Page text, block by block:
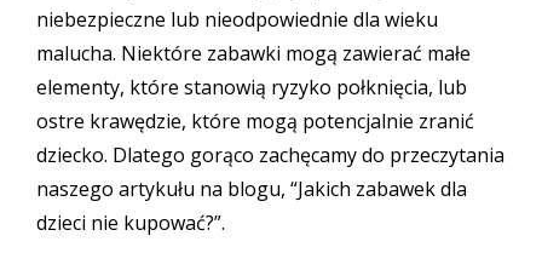
niebezpieczne lub nieodpowiednie dla wieku
malucha. Niektóre zabawki mogą zawierać małe
elementy, które stanowią ryzyko połknięcia, lub
ostre krawędzie, które mogą potencjalnie zranić
dziecko. Dlatego gorąco zachęcamy do przeczytania
naszego artykułu na blogu, “Jakich zabawek dla
dzieci nie kupować?”.